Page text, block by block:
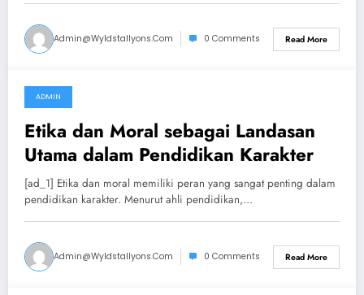
Admin@wyldstallyons.com 0 Comments Read More
July 11, 2024
ADMIN
Etika dan Moral sebagai Landasan
Utama dalam Pendidikan Karakter
[ad_1] Etika dan moral memiliki peran yang sangat penting dalam
pendidikan karakter. Menurut ahli pendidikan,…
Admin@wyldstallyons.com 0 Comments Read More